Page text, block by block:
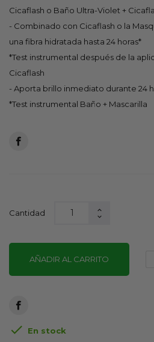
Cicaflash o Baño Ultra-Violet +
- Combinado con Cicaflash o la
una fibra hidratada hasta 24 horas*
*Test instrumental después de la
Cicaflash
- Aporta brillo inmediato durante 24
*Test instrumental Baño + Mascarilla
Cantidad
AÑADIR AL CARRITO
 En stock